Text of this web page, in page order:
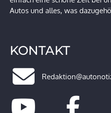
Autos und alles, was
KONTAKT